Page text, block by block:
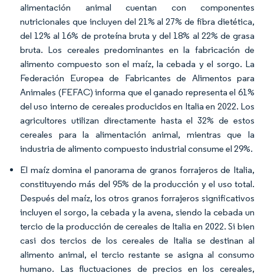
alimentación animal cuentan con componentes
nutricionales que incluyen del 21% al 27% de fibra dietética,
del 12% al 16% de proteína bruta y del 18% al 22% de grasa
bruta. Los cereales predominantes en la fabricación de
alimento compuesto son el maíz, la cebada y el sorgo. La
Federación Europea de Fabricantes de Alimentos para
Animales (FEFAC) informa que el ganado representa el 61%
del uso interno de cereales producidos en Italia en 2022. Los
agricultores utilizan directamente hasta el 32% de estos
cereales para la alimentación animal, mientras que la
industria de alimento compuesto industrial consume el 29%.
El maíz domina el panorama de granos forrajeros de Italia,
constituyendo más del 95% de la producción y el uso total.
Después del maíz, los otros granos forrajeros significativos
incluyen el sorgo, la cebada y la avena, siendo la cebada un
tercio de la producción de cereales de Italia en 2022. Si bien
casi dos tercios de los cereales de Italia se destinan al
alimento animal, el tercio restante se asigna al consumo
humano. Las fluctuaciones de precios en los cereales,